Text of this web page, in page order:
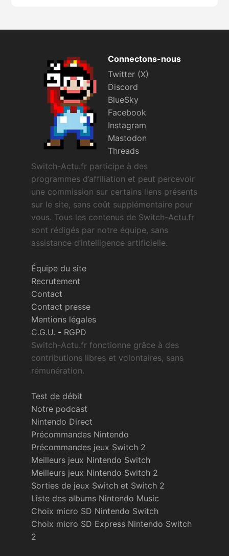
Connectons-nous
Twitter (X)
Discord
BlueSky
Facebook
Instagram
Mastodon
Threads
Switch-Actu.fr participe à des
programmes d’affiliation et peut percevoir
une commission sur certains liens présents
sur le site, sans coût supplémentaire pour
vous. Tous les contenus de Switch-Actu.fr
sont rédigés par notre équipe, sans
assistance d’intelligence artificielle.
Équipe du site
Recrutement
Contact
Contact presse
Mentions légales
C.G.U. - RGPD
Switch-Actu.fr fonctionne grâce à des
contributions libres et volontaires, sans
rémunération.
Test de débit
Notre podcast
Nintendo Direct
Précommandes Nintendo
Précommandes jeux Switch 2
Meilleurs jeux Nintendo Switch
Meilleurs jeux Nintendo Switch 2
Sorties de jeux Switch et Switch 2
Liste des albums Nintendo Music
Choix micro SD Nintendo Switch
Choix micro SD Express Nintendo Switch
2